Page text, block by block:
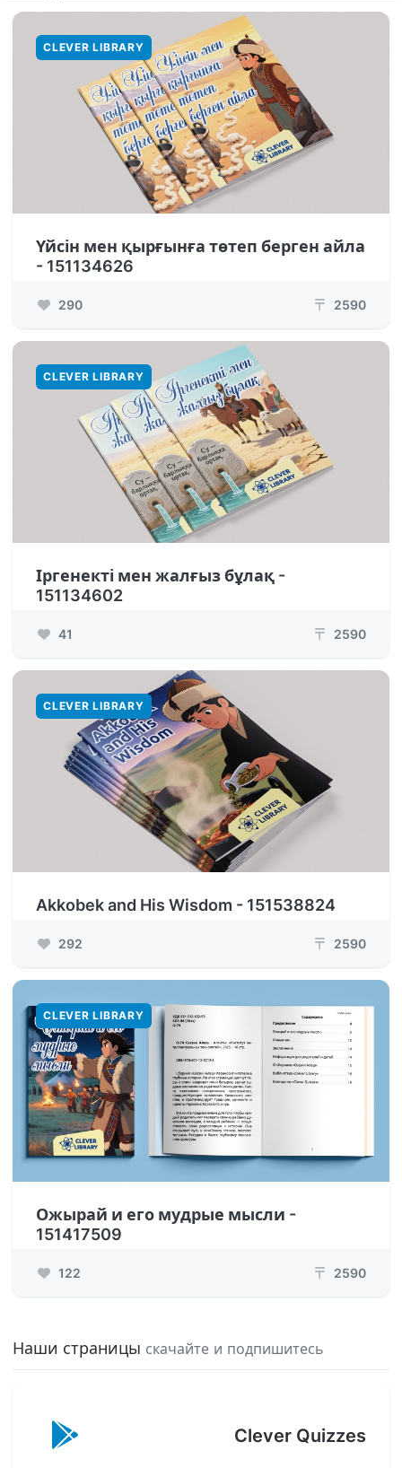
CLEVER LIBRARY
Үйсін мен қырғынға төтеп берген айла
- 151134626
290 ₸ 2590
CLEVER LIBRARY
Іргенекті мен жалғыз бұлақ -
151134602
41 ₸ 2590
CLEVER LIBRARY
Akkobek and His Wisdom - 151538824
292 ₸ 2590
CLEVER LIBRARY
Ожырай и его мудрые мысли -
151417509
122 ₸ 2590
Наши страницы скачайте и подпишитесь
Clever Quizzes